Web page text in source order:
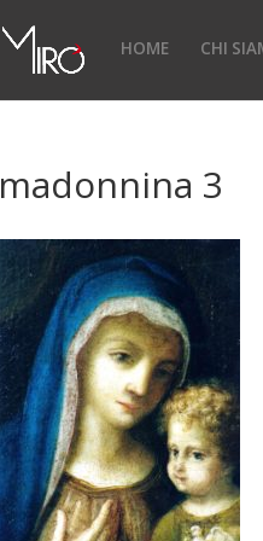
HOME CHI
madonnina 3